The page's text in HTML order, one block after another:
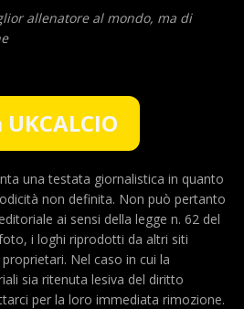
allenatore al mondo, ma di
una testata giornalistica in quanto
non definita. Non può pertanto
ai sensi della legge n. 62 del
i loghi riprodotti da altri siti
Nel caso in cui la
sia ritenuta lesiva del diritto
per la loro immediata rimozione.